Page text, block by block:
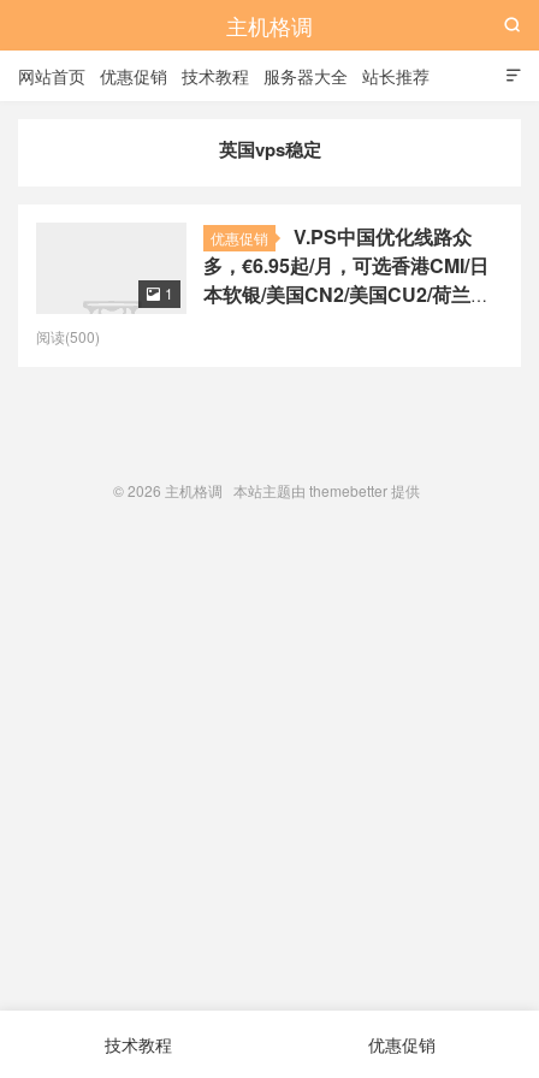
主机格调

网站首页 优惠促销 技术教程 服务器大全 站长推荐

英国vps稳定
优惠促销
V.PS中国优化线路众
多，€6.95起/月，可选香港CMI/日
本软银/美国CN2/美国CU2/荷兰
 1
阅读(500)
© 2026 主机格调 本站主题由 themebetter提供
技术教程 优惠促销